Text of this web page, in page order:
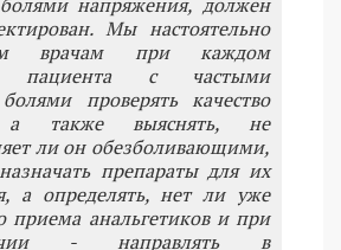
Мы настоятельно
врачам при каждом
пациента с частыми
проверять качество
также выяснять, не
ли он обезболивающими,
препараты для их
а определять, нет ли уже
приема анальгетиков и при
- направлять в